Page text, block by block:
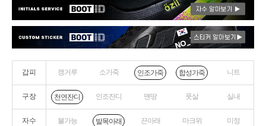
갑피 캥거루 소가죽 인조가죽 합성가죽 니트
구장 천연잔디 인조잔디 맨땅 풋살 실내
자수 불가능 발목아래 끈아래 마크위 미정